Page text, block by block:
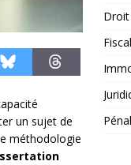
un sujet de
méthodologie
Droit
Fiscal
Pénal